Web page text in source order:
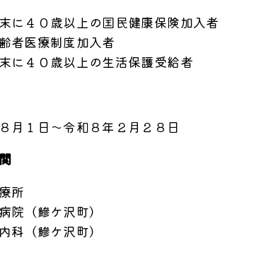
０歳以上の国民健康保険加入者
医療制度加入者
０歳以上の生活保護受給者
日～令和８年２月２８日
所
鰺ケ沢町）
鰺ケ沢町）